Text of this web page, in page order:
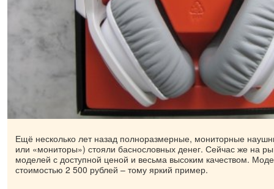
Ещё несколько лет назад полноразмерные, мониторные
или «мониторы») стояли баснословных денег. Сейчас же на
моделей с доступной ценой и весьма высоким качеством.
стоимостью 2 500 рублей – тому яркий пример.